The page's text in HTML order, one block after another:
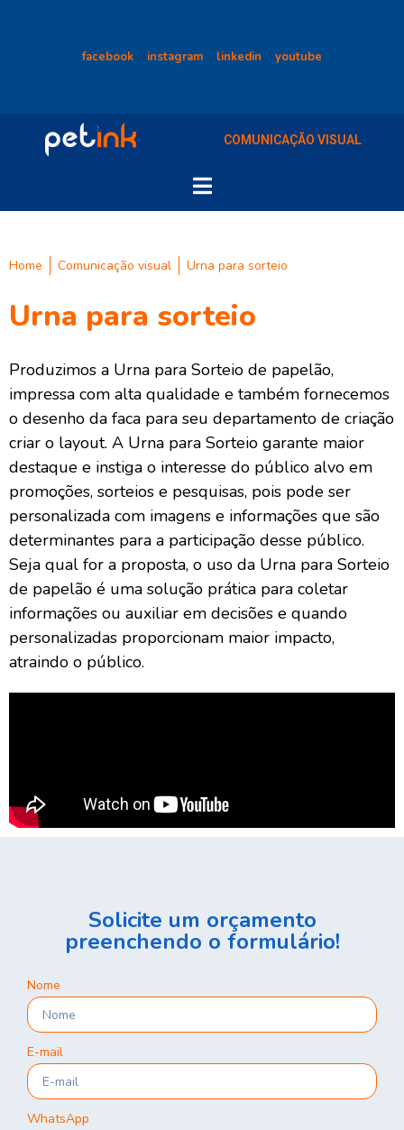
facebook instagram linkedin youtube
COMUNICAÇÃO VISUAL
Home Comunicação visual Urna para sorteio
Urna para sorteio
Produzimos a Urna para Sorteio de papelão,
impressa com alta qualidade e também fornecemos
o desenho da faca para seu departamento de criação
criar o layout. A Urna para Sorteio garante maior
destaque e instiga o interesse do público alvo em
promoções, sorteios e pesquisas, pois pode ser
personalizada com imagens e informações que são
determinantes para a participação desse público.
Seja qual for a proposta, o uso da Urna para Sorteio
de papelão é uma solução prática para coletar
informações ou auxiliar em decisões e quando
personalizadas proporcionam maior impacto,
atraindo o público.
Solicite um orçamento
preenchendo o formulário!
Nome
E-mail
WhatsApp